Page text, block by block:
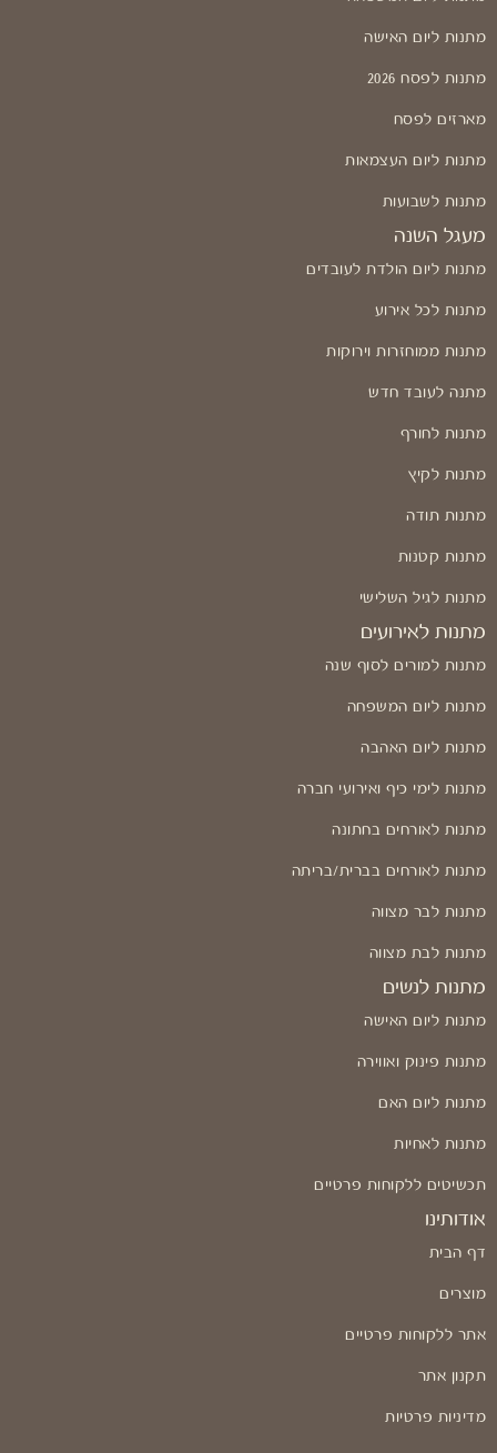
מתנות ליום האישה
מתנות לפסח 2026
מארזים לפסח
מתנות ליום העצמאות
מתנות לשבועות
מעגל השנה
מתנות ליום הולדת לעובדים
מתנות לכל אירוע
מתנות ממוחזרות וירוקות
מתנה לעובד חדש
מתנות לחורף
מתנות לקיץ
מתנות תודה
מתנות קטנות
מתנות לגיל השלישי
מתנות לאירועים
מתנות למורים לסוף שנה
מתנות ליום המשפחה
מתנות ליום האהבה
מתנות לימי כיף ואירועי חברה
מתנות לאורחים בחתונה
מתנות לאורחים בברית/בריתה
מתנות לבר מצווה
מתנות לבת מצווה
מתנות לנשים
מתנות ליום האישה
מתנות פינוק ואווירה
מתנות ליום האם
מתנות לאחיות
תכשיטים ללקוחות פרטיים
אודותינו
דף הבית
מוצרים
אתר ללקוחות פרטיים
תקנון אתר
מדיניות פרטיות